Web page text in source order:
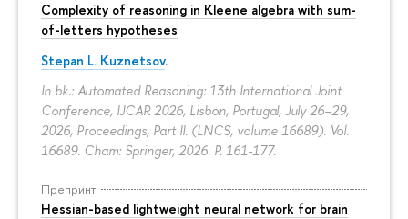
Complexity of reasoning in Kleene algebra with sum-
of-letters hypotheses
Stepan L. Kuznetsov.
In bk.: Automated Reasoning: 13th International Joint
Conference, IJCAR 2026, Lisbon, Portugal, July 26–29,
2026, Proceedings, Part II. (LNCS, volume 16689). Vol.
16689. Cham: Springer, 2026. P. 161-177.
Препринт
Hessian-based lightweight neural network for brain